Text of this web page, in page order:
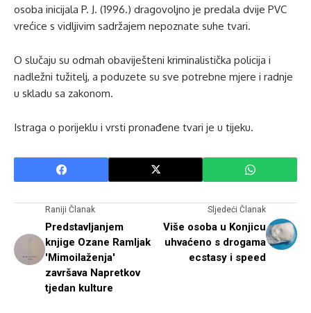
osoba inicijala P. J. (1996.) dragovoljno je predala dvije PVC
vrećice s vidljivim sadržajem nepoznate suhe tvari.
O slučaju su odmah obaviješteni kriminalistička policija i
nadležni tužitelj, a poduzete su sve potrebne mjere i radnje
u skladu sa zakonom.
Istraga o porijeklu i vrsti pronađene tvari je u tijeku.
Raniji Članak
Predstavljanjem
knjige Ozane Ramljak
'Mimoilaženja'
završava Napretkov
tjedan kulture
Sljedeći Članak
Više osoba u Konjicu
uhvaćeno s drogama
ecstasy i speed